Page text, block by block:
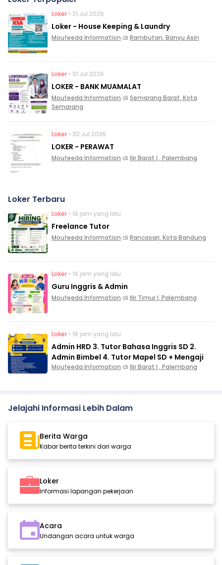
Loker • 31 Jul 2026
Loker - House Keeping & Laundry
Moufeeda Information di Rambutan, Banyu Asin
Loker • 31 Jul 2026
LOKER - BANK MUAMALAT
Moufeeda Information di Semarang Barat, Kota
Semarang
Loker • 30 Jul 2026
LOKER - PERAWAT
Moufeeda Information di Ilir Barat I , Palembang
Loker Terbaru
Loker • 16 jam yang lalu
Freelance Tutor
Moufeeda Information di Rancasari, Kota Bandung
Loker • 16 jam yang lalu
Guru Inggris & Admin
Moufeeda Information di Ilir Timur I, Palembang
Loker • 16 jam yang lalu
Admin HRD 3. Tutor Bahasa Inggris SD 2.
Admin Bimbel 4. Tutor Mapel SD + Mengaji
Moufeeda Information di Ilir Barat I , Palembang
Jelajahi Informasi Lebih Dalam
Berita Warga
Kabar berita terkini dari warga
Loker
Informasi lapangan pekerjaan
Acara
Undangan acara untuk warga